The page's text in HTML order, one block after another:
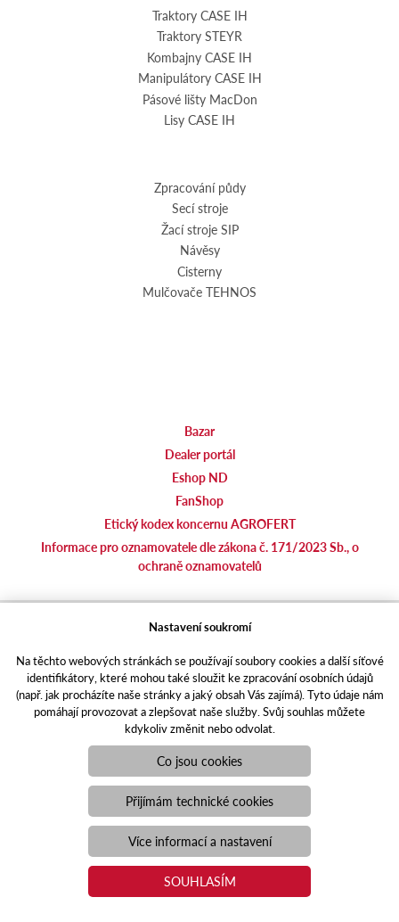
Traktory CASE IH
Traktory STEYR
Kombajny CASE IH
Manipulátory CASE IH
Pásové lišty MacDon
Lisy CASE IH
Zpracování půdy
Secí stroje
Žací stroje SIP
Návěsy
Cisterny
Mulčovače TEHNOS
Bazar
Dealer portál
Eshop ND
FanShop
Etický kodex koncernu AGROFERT
Informace pro oznamovatele dle zákona č. 171/2023 Sb., o
ochraně oznamovatelů
Responzivní webPuxdesign | agrics.cz © 2021
Toto jsou internetové stránky společnosti AGRI CS a. s., se sídlem
v Hustopečích, Hybešova 14, PSČ 69301, IČO 26243334,
zapsané v OR vedeném Krajským soudem v Brně, oddíl B, vložka
3582. Společnost AGRI CS a.s. je členem koncernu AGROFERT
řízeného společností AGROFERT, a.s., IČO 26185610, se sídlem
na adrese Pyšelská 2327/2, Chodov, 149 00 Praha 4.
agrotec.cz
portal.caseklub.cz
shop.agrics.cz
traktorbazar.cz
eshop.agrics.cz/cs
a-finance.cz
Nastavení soukromí
Na těchto webových stránkách se používají soubory cookies a další síťové
identifikátory, které mohou také sloužit ke zpracování osobních údajů
(např. jak procházíte naše stránky a jaký obsah Vás zajímá). Tyto údaje nám
pomáhají provozovat a zlepšovat naše služby. Svůj souhlas můžete
kdykoliv změnit nebo odvolat.
Co jsou cookies
Přijímám technické cookies
Více informací a nastavení
SOUHLASÍM